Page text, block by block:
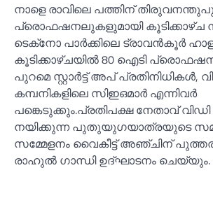
നാളെ രാവിലെ പത്തിന്
പ്രൊഫഷനലുകളുമായി കൂടിക്കാഴ്ച
ടെക്‌നോ പാർക്കിലെ ട്രാവൻകൂർ
കൂടിക്കാഴ്ചയില്‍ 80 ഐടി
പുറമെ സ്റ്റാർട്ട് അപ് പ്രതിനിധികള്‍,
കമ്പനികളിലെ സിഇഒമാർ എന്നിവർ
പങ്കെടുക്കും.പ്രതിപക്ഷ നേതാവ്
നയിക്കുന്ന പുതുയുഗയാത്രയുടെ
സമ്മേളനം വൈകീട്ട് അഞ്ചിന്
രാഹുല്‍ ഗാന്ധി ഉദ്ഘാടനം ചെയ്യും.